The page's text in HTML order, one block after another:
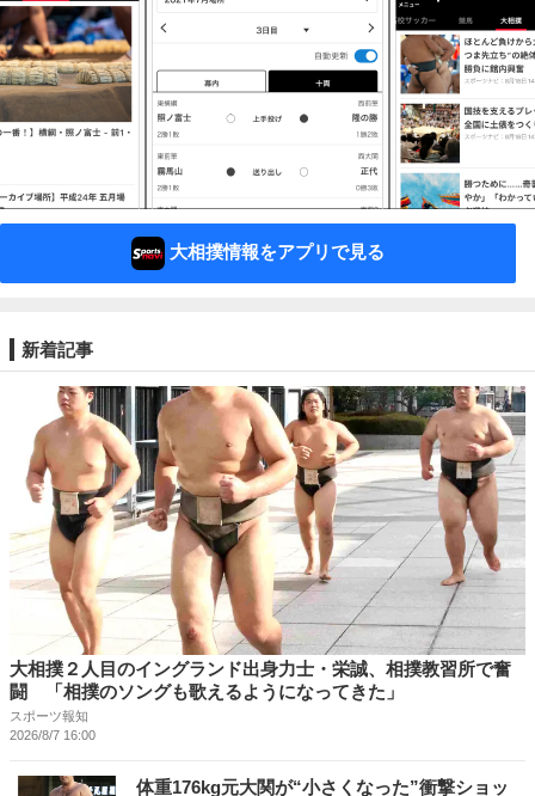
大相撲情報をアプリで見る
新着記事
大相撲２人目のイングランド出身力士・栄誠、相撲教習所で奮
闘 「相撲のソングも歌えるようになってきた」
スポーツ報知
2026/8/7 16:00
体重176kg元大関が“小さくなった”衝撃ショッ